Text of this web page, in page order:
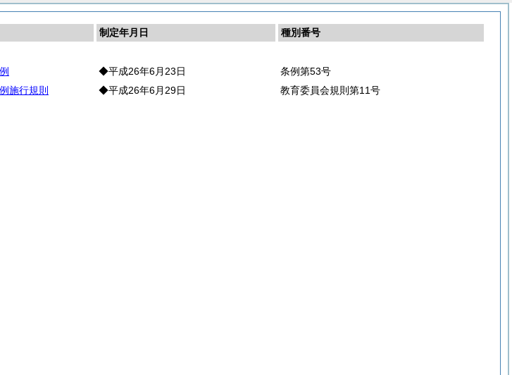
制定年月日
種別番号
◆平成26年6月23日
条例第53号
施行規則
◆平成26年6月29日 教育委員会規則第11号